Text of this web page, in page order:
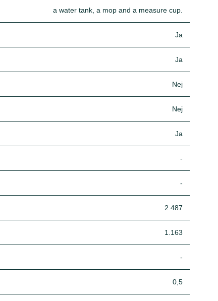
a water tank, a mop and a measure cup.
Ja
Ja
Nej
Nej
Ja
-
-
2.487
1.163
-
0,5